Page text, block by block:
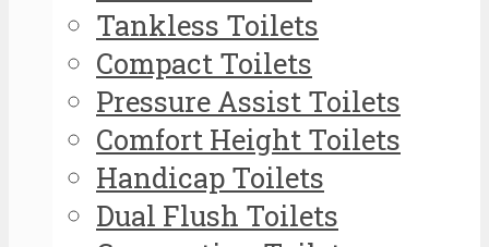
Tankless Toilets
Compact Toilets
Pressure Assist Toilets
Comfort Height Toilets
Handicap Toilets
Dual Flush Toilets